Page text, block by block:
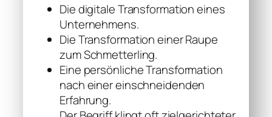
Die digitale Transformation eines
Unternehmens.
Die Transformation einer Raupe
zum Schmetterling.
Eine persönliche Transformation
nach einer einschneidenden
Erfahrung.